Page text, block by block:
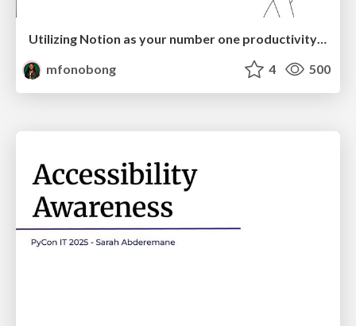
Utilizing Notion as your number one productivity tool
mfonobong
4 500